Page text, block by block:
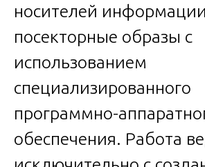
носителей
посекторные образы с
использованием
специализированного
программно-
обеспечения. Работа